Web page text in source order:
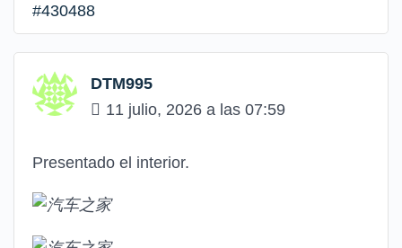
#430488
DTM995
11 julio, 2026 a las 07:59
Presentado el interior.